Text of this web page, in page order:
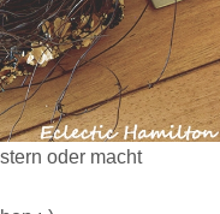
oder macht